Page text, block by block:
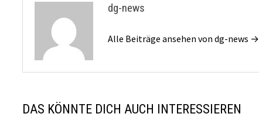
dg-news
Alle Beiträge ansehen von dg-news →
DAS KÖNNTE DICH AUCH INTERESSIEREN